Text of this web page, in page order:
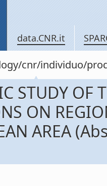
data.CNR.it
cnr/individuo/
STUDY OF
ON
AREA